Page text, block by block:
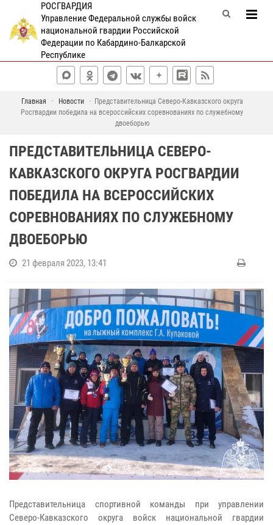
РОСГВАРДИЯ
Управление Федеральной службы войск
национальной гвардии Российской
Федерации по Кабардино-Балкарской
Республике
Главная Новости
Представительница Северо-Кавказского округа
Росгвардии победила на всероссийских соревнованиях по служебному
двоеборью
ПРЕДСТАВИТЕЛЬНИЦА СЕВЕРО-
КАВКАЗСКОГО ОКРУГА РОСГВАРДИИ
ПОБЕДИЛА НА ВСЕРОССИЙСКИХ
СОРЕВНОВАНИЯХ ПО СЛУЖЕБНОМУ
ДВОЕБОРЬЮ
21 февраля 2023, 13:41
Представительница спортивной команды при управлении
Северо-Кавказского округа войск национальной гвардии